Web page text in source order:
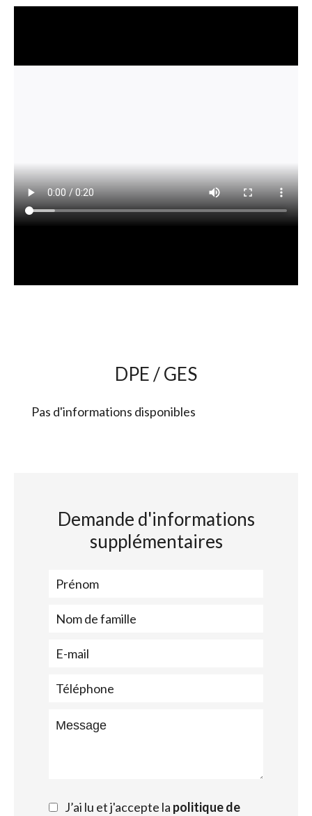
DPE / GES
Pas d'informations disponibles
Demande d'informations
supplémentaires
J’ai lu et j'accepte la politique de